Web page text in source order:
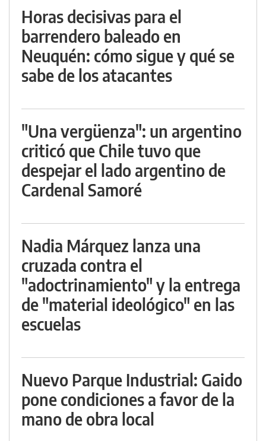
Horas decisivas para el
barrendero baleado en
Neuquén: cómo sigue y qué se
sabe de los atacantes
"Una vergüenza": un argentino
criticó que Chile tuvo que
despejar el lado argentino de
Cardenal Samoré
Nadia Márquez lanza una
cruzada contra el
"adoctrinamiento" y la entrega
de "material ideológico" en las
escuelas
Nuevo Parque Industrial: Gaido
pone condiciones a favor de la
mano de obra local